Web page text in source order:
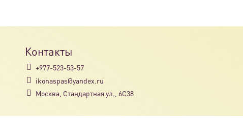
Контакты
+977-523-53-57
ikonaspas@yandex.ru
Москва, Стандартная ул., 6С38